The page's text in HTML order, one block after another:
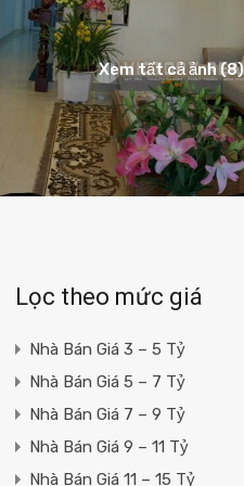
Xem tất cả ảnh (8)
Lọc theo mức giá
Nhà Bán Giá 3 – 5 Tỷ
Nhà Bán Giá 5 – 7 Tỷ
Nhà Bán Giá 7 – 9 Tỷ
Nhà Bán Giá 9 – 11 Tỷ
Nhà Bán Giá 11 – 15 Tỷ